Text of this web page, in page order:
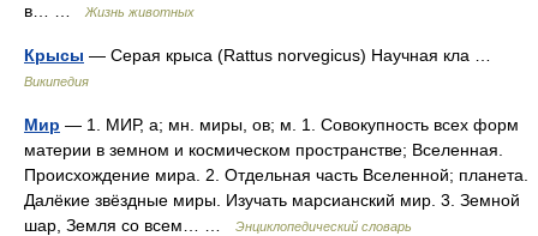
в… …
Жизнь животных
Крысы — Серая крыса (Rattus norvegicus) Научная кла …
Википедия
Мир — 1. МИР, а; мн. миры, ов; м. 1. Совокупность всех форм
материи в земном и космическом пространстве; Вселенная.
Происхождение мира. 2. Отдельная часть Вселенной; планета.
Далёкие звёздные миры. Изучать марсианский мир. 3. Земной
шар, Земля со всем… …
Энциклопедический словарь